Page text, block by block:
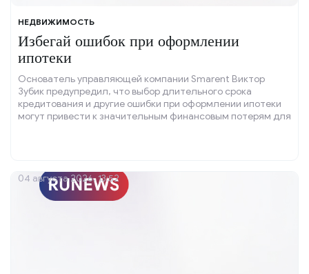
НЕДВИЖИМОСТЬ
Избегай ошибок при оформлении
ипотеки
Основатель управляющей компании Smarent Виктор
Зубик предупредил, что выбор длительного срока
кредитования и другие ошибки при оформлении ипотеки
могут привести к значительным финансовым потерям для
04 августа 2026, 13:52